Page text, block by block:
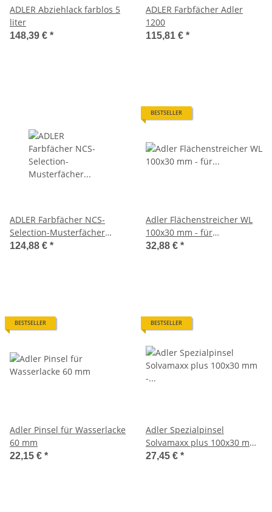
ADLER Abziehlack farblos 5
liter
148,39 € *
ADLER Farbfächer Adler
1200
115,81 € *
ADLER Farbfächer NCS-
Selection-Musterfächer
CASCADE 980
124,88 € *
BESTSELLER
Adler Flächenstreicher WL
100x30 mm - für
Wasserlacke
32,88 € *
BESTSELLER
Adler Pinsel für Wasserlacke
60 mm
22,15 € *
BESTSELLER
Adler Spezialpinsel
Solvamaxx plus 100x30 mm
- Flächenstreicher
27,45 € *